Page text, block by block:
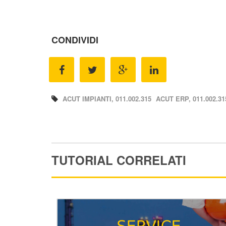
CONDIVIDI
ACUT IMPIANTI, 011.002.315 ACUT ERP,
TUTORIAL CORRELATI